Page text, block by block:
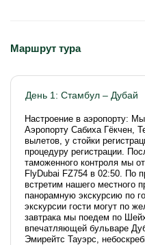
Маршрут тура
День 1: Стамбул – Дубай
Настроение в аэропорту:
Аэропорту Сабиха Гёкчен,
вылетов, у стойки
процедуру регистрации.
таможенного контроля мы
FlyDubai FZ754 в 02:50. По
встретим нашего местного
панорамную экскурсию по
экскурсии гости могут по
завтрака мы поедем по
впечатляющей бульваре
Эмирейтс Тауэрс,